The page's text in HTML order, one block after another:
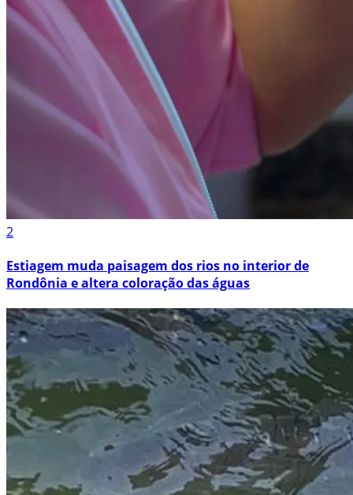
2
Estiagem muda paisagem dos rios no interior de
Rondônia e altera coloração das águas